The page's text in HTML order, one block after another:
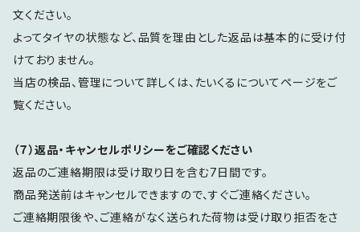
文ください。
よってタイヤの状態など、品質を理由とした返品は基本的に受け付
けておりません。
当店の検品、管理について詳しくは、たいくるについてページをご
覧ください。
（７）返品・キャンセルポリシーをご確認ください
返品のご連絡期限は受け取り日を含む7日間です。
商品発送前はキャンセルできますので、すぐご連絡ください。
ご連絡期限後や、ご連絡がなく送られた荷物は受け取り拒否をさ